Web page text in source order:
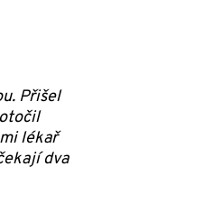
Přišel
lékař
dva